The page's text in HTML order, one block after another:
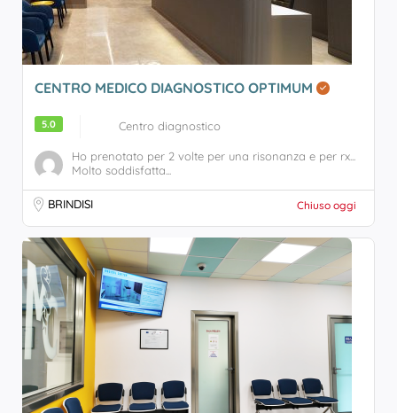
CENTRO MEDICO DIAGNOSTICO OPTIMUM
5.0 Centro diagnostico
Ho prenotato per 2 volte per una risonanza e per rx...
Molto soddisfatta...
BRINDISI Chiuso oggi